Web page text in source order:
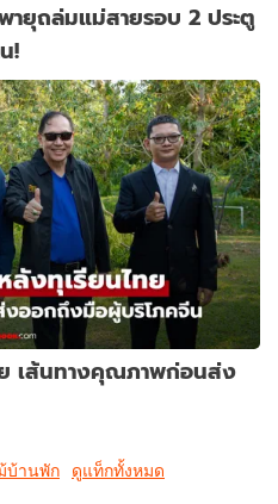
ายุถล่มแม่สายรอบ 2 ประตู
!
ย เส้นทางคุณภาพก่อนส่ง
บ้านพัก ดูแท็กทั้งหมด